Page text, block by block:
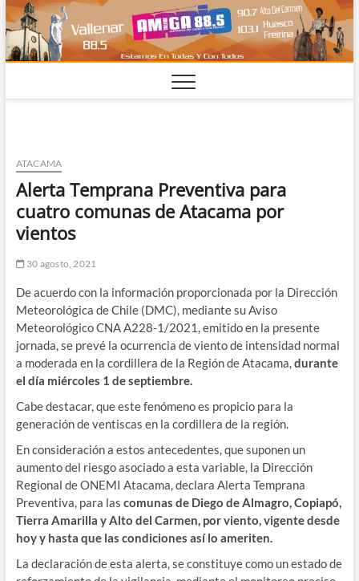
Saltar
al
contenido
ATACAMA
Alerta Temprana Preventiva para
cuatro comunas de Atacama por
vientos
30 agosto, 2021
De acuerdo con la información proporcionada por la Dirección
Meteorológica de Chile (DMC), mediante su Aviso
Meteorológico CNA A228-1/2021, emitido en la presente
jornada, se prevé la ocurrencia de viento de intensidad normal
a moderada en la cordillera de la Región de Atacama,durante
el día miércoles 1 de septiembre.
Cabe destacar, que este fenómeno es propicio para la
generación de ventiscas en la cordillera de la región.
En consideración a estos antecedentes, que suponen un
aumento del riesgo asociado a esta variable, la Dirección
Regional de ONEMI Atacama, declara Alerta Temprana
Preventiva, para las comunas de Diego de Almagro, Copiapó,
Tierra Amarilla y Alto del Carmen, por viento, vigente desde
hoy y hasta que las condiciones así lo ameriten.
La declaración de esta alerta, se constituye como un estado de